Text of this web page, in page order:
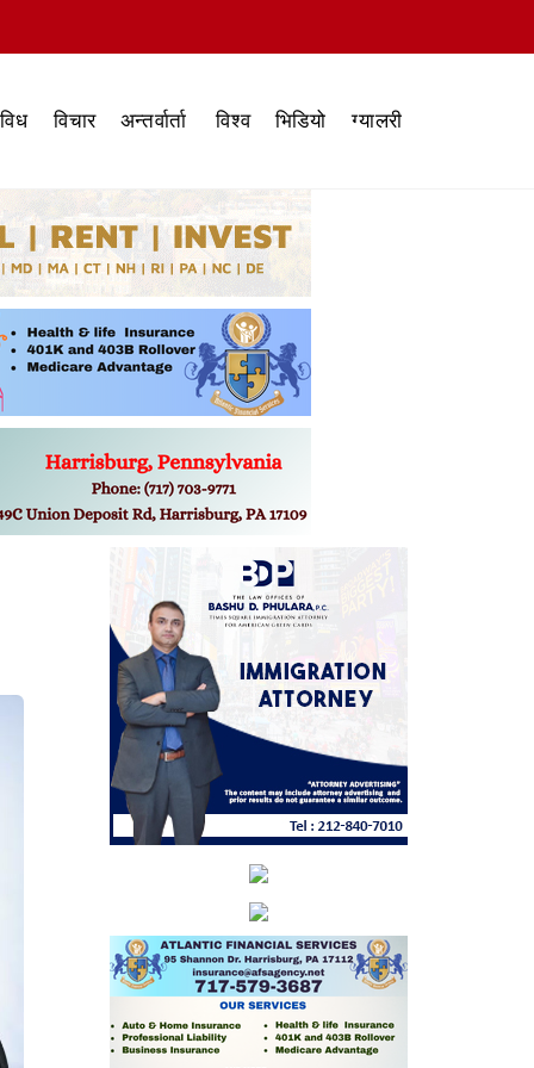
विचार अन्तर्वार्ता विश्व भिडियो ग्यालरी